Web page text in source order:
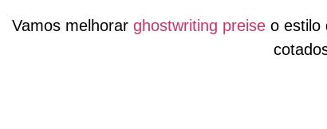
Vamos melhorar ghostwriting preiseo estilo